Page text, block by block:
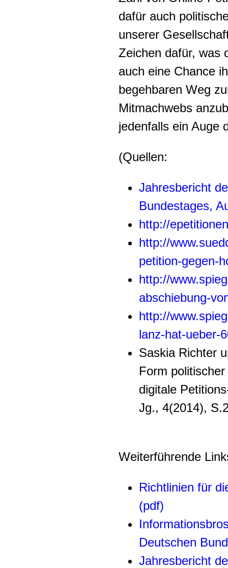
dafür auch
unserer
Zeichen dafür, was
auch eine Chance
begehbaren Weg
Mitmachwebs
jedenfalls ein Auge
(Quellen:
Jahresbericht
Bundestages,
http://
http://
petition-gegen-
http://
abschiebung-
http://
lanz-hat-ueber-
Saskia Richter
Form
digitale
Jg., 4(2014),
Weiterführende
Richtlinien für
(pdf)
Deutschen
Jahresbericht